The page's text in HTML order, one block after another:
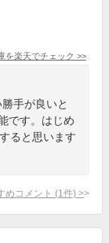
を楽天でチェック >>
手が良いと
です。はじめ
ると思います
めコメント (1 件) >